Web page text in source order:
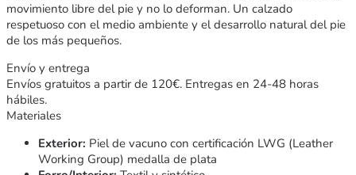
movimiento libre del pie y no lo deforman. Un calzado
respetuoso con el medio ambiente y el desarrollo natural del pie
de los más pequeños.
Envío y entrega
Envíos gratuitos a partir de 120€. Entregas en 24-48 horas
hábiles.
Materiales
Exterior: Piel de vacuno con certificación LWG (Leather
Working Group) medalla de plata